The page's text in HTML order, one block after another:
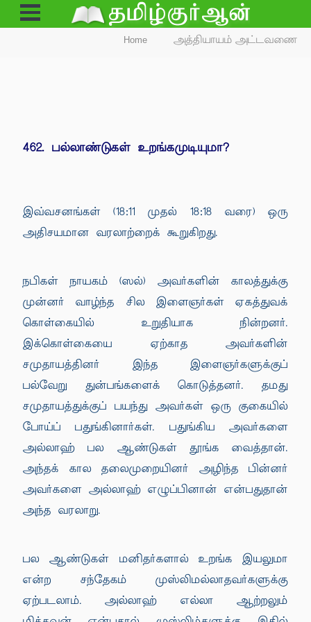
Open
Menu
Home அத்தியாயம் அட்டவணை
462. பல்லாண்டுகள் உறங்கமுடியுமா?
இவ்வசனங்கள் (18:11 முதல் 18:18 வரை) ஒரு
அதிசயமான வரலாற்றைக் கூறுகிறது.
நபிகள் நாயகம் (ஸல்) அவர்களின் காலத்துக்கு
முன்னர் வாழ்ந்த சில இளைஞர்கள் ஏகத்துவக்
கொள்கையில் உறுதியாக நின்றனர்.
இக்கொள்கையை ஏற்காத அவர்களின்
சமுதாயத்தினர் இந்த இளைஞர்களுக்குப்
பல்வேறு துன்பங்களைக் கொடுத்தனர். தமது
சமுதாயத்துக்குப் பயந்து அவர்கள் ஒரு குகையில்
போய்ப் பதுங்கினார்கள். பதுங்கிய அவர்களை
அல்லாஹ் பல ஆண்டுகள் தூங்க வைத்தான்.
அந்தக் கால தலைமுறையினர் அழிந்த பின்னர்
அவர்களை அல்லாஹ் எழுப்பினான் என்பதுதான்
அந்த வரலாறு.
பல ஆண்டுகள் மனிதர்களால் உறங்க இயலுமா
என்ற சந்தேகம் முஸ்லிமல்லாதவர்களுக்கு
ஏற்படலாம். அல்லாஹ் எல்லா ஆற்றலும்